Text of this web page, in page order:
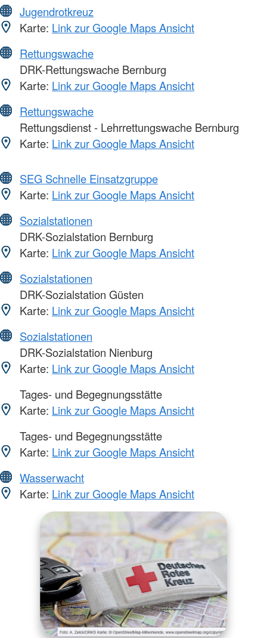
Jugendrotkreuz
Karte: Link zur Google Maps Ansicht
Rettungswache
DRK-Rettungswache Bernburg
Karte: Link zur Google Maps Ansicht
Rettungswache
Rettungsdienst - Lehrrettungswache Bernburg
Karte: Link zur Google Maps Ansicht
SEG Schnelle Einsatzgruppe
Karte: Link zur Google Maps Ansicht
Sozialstationen
DRK-Sozialstation Bernburg
Karte: Link zur Google Maps Ansicht
Sozialstationen
DRK-Sozialstation Güsten
Karte: Link zur Google Maps Ansicht
Sozialstationen
DRK-Sozialstation Nienburg
Karte: Link zur Google Maps Ansicht
Tages- und Begegnungsstätte
Karte: Link zur Google Maps Ansicht
Tages- und Begegnungsstätte
Karte: Link zur Google Maps Ansicht
Wasserwacht
Karte: Link zur Google Maps Ansicht